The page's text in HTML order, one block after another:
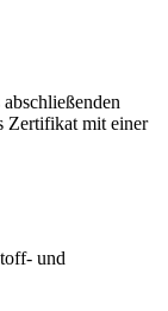
Zertifikat mit einer
und